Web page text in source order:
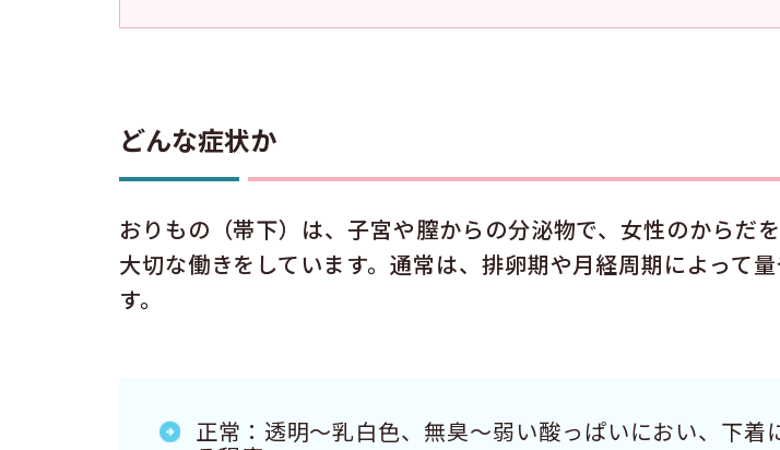
どんな症状か
おりもの（帯下）は、子宮や膣からの分泌物で、女性のからだ
大切な働きをしています。通常は、排卵期や月経周期によって
す。
正常：透明〜乳白色、無臭〜弱い酸っぱいにおい、下着